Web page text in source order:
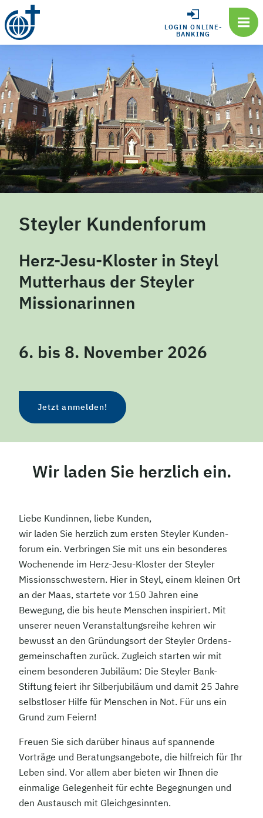
LOGIN ONLINE-
BANKING
Steyler Kundenforum
Herz-Jesu-Kloster in Steyl
Mutterhaus der Steyler
Missionarinnen
6. bis 8. November 2026
Jetzt anmelden!
Wir laden Sie herzlich ein.
Liebe Kundinnen, liebe Kunden,
wir laden Sie herzlich zum ersten Steyler Kunden­
forum ein. Verbringen Sie mit uns ein besonderes
Wochenende im Herz-Jesu-Kloster der Steyler
Missions­schwestern. Hier in Steyl, einem kleinen Ort
an der Maas, startete vor 150 Jahren eine
Bewegung, die bis heute Menschen inspiriert. Mit
unserer neuen Veranstaltungsreihe kehren wir
bewusst an den Gründungsort der Steyler Ordens­
gemeinschaften zurück. Zugleich starten wir mit
einem besonderen Jubiläum: Die Steyler Bank-
Stiftung feiert ihr Silberjubiläum und damit 25 Jahre
selbstloser Hilfe für Menschen in Not. Für uns ein
Grund zum Feiern!
Freuen Sie sich darüber hinaus auf spannende
Vorträge und Beratungsangebote, die hilfreich für Ihr
Leben sind. Vor allem aber bieten wir Ihnen die
einmalige Gelegenheit für echte Begegnungen und
den Austausch mit Gleichgesinnten.